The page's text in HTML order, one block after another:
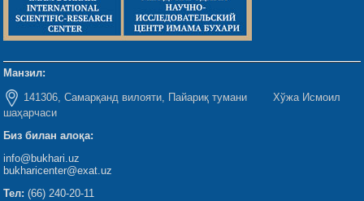
Манзил:
141306, Самарқанд вилояти, Пайариқ тумани Хўжа Исмоил
шаҳарчаси
Биз билан алоқа:
info@bukhari.uz
bukharicenter@exat.uz
Тел: (66) 240-20-11